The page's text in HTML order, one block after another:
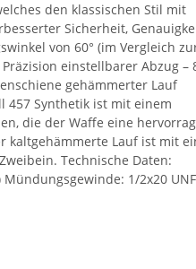
den klassischen Stil mit
Sicherheit,
von 60° (im Vergleich
einstellbarer Abzug –
gehämmerter Lauf
457 Synthetik ist mit einem
die der Waffe eine
kaltgehämmerte Lauf ist mit
Technische Daten:
1/2x20 UNF